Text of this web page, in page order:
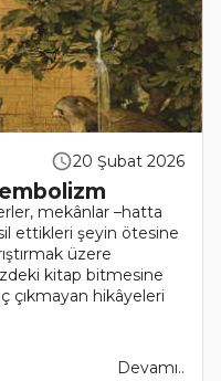
20 Şubat 2026
mekânlar –hatta
ettikleri şeyin ötesine
üzere
kitap bitmesine
çıkmayan hikâyeleri
Devamı..